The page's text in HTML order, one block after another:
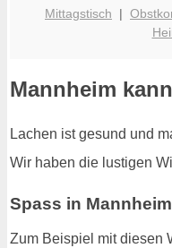
Mittagstisch |
Mannheim
Lachen ist gesund und
Wir haben die lustigen
Spass in Mannheim
Zum Beispiel mit diesen